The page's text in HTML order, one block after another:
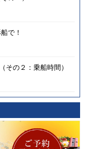
で！
その２：乗船時間）